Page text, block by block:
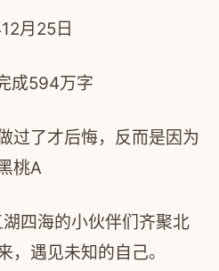
月25日
成594万字
过了才后悔，反而是因为
桃A
四海的小伙伴们齐聚北
，遇见未知的自己。